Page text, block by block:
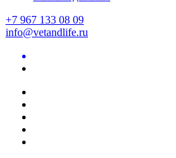
+7 967 133 08 09
info@vetandlife.ru